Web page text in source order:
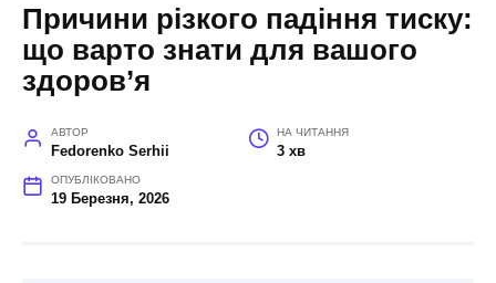
Причини різкого падіння тиску:
що варто знати для вашого
здоров’я
АВТОР
Fedorenko Serhii
НА ЧИТАННЯ
3 хв
ОПУБЛІКОВАНО
19 Березня, 2026